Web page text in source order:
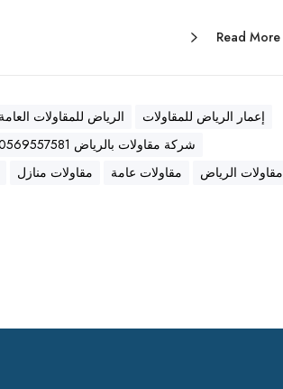
Read More
إعمار الرياض للمقاولات الرياض للمقاولات العامة
شركة مقاولات بالرياض 0569557581
مقاولات الرياض
مقاولات عامة مقاولات منازل